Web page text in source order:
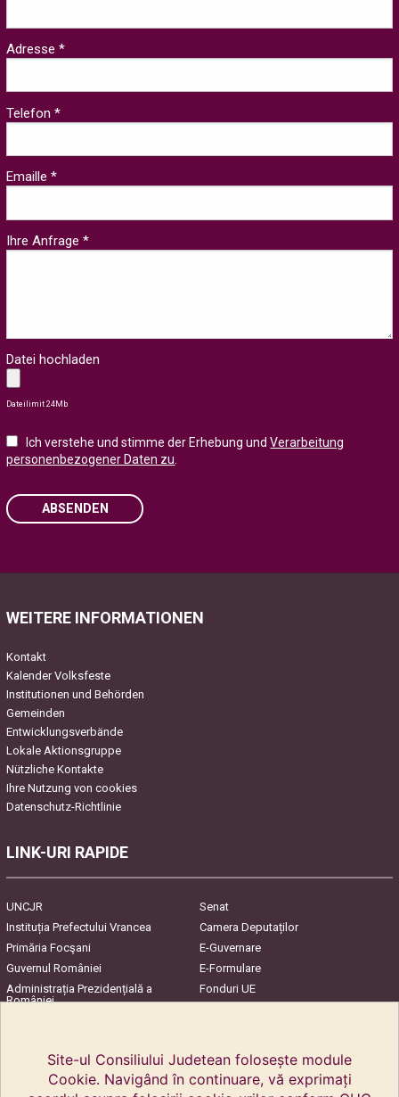
Adresse *
Telefon *
Emaille *
Ihre Anfrage *
Datei hochladen
Dateilimit 24Mb
Ich verstehe und stimme der Erhebung undVerarbeitung
personenbezogener Daten zu
ABSENDEN
WEITERE INFORMATIONEN
Kontakt
Kalender Volksfeste
Institutionen und Behörden
Gemeinden
Entwicklungsverbände
Lokale Aktionsgruppe
Nützliche Kontakte
Ihre Nutzung von cookies
Datenschutz-Richtlinie
LINK-URI RAPIDE
UNCJR
Senat
Instituția Prefectului Vrancea
Camera Deputaților
Primăria Focşani
E-Guvernare
Guvernul României
E-Formulare
Administrația Prezidențială a
României
Fonduri UE
Site-ul Consiliului Judetean folosește module
Cookie. Navigând în continuare, vă exprimați